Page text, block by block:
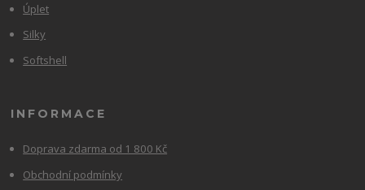
Úplet
Silky
Softshell
INFORMACE
Doprava zdarma od 1 800 Kč
Obchodní podmínky